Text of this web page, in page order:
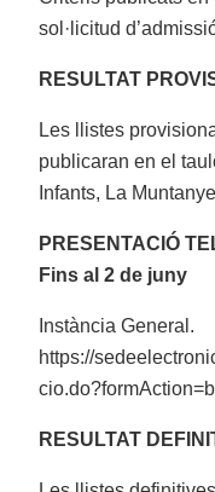
sol·licitud
RESULTAT
Les llistes
publicaran en el
Infants, La
PRESENTACIÓ
Fins al 2 de juny
Instància General.
https://
RESULTAT